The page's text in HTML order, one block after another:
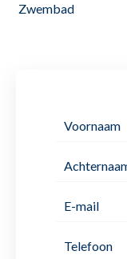
Zwembad